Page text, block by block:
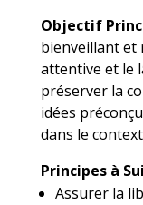
Objectif
bienveillant et
attentive et le
préserver la
idées
dans le
Principes à
Assurer la